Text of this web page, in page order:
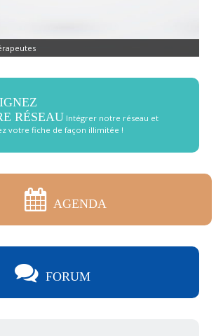
RÉSEAU Intégrer notre réseau et
votre fiche de façon illimitée !
AGENDA
FORUM